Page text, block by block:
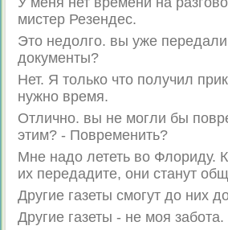
мистер Резендес.
Это недолго. вы уже
документы?
Нет. Я только что получил
нужно время.
Отлично. вы не могли бы
этим? - Повременить?
Мне надо лететь во Флориду.
их передадите, они станут
Другие газеты смогут до них
Другие газеты - не моя забота.